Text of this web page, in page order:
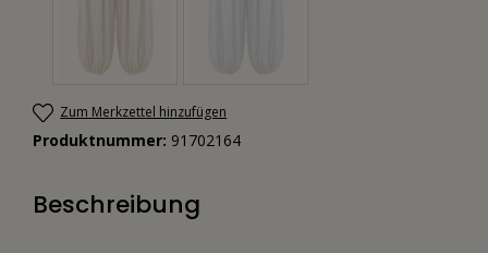
Zum Merkzettel hinzufügen
Produktnummer: 91702164
Beschreibung